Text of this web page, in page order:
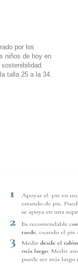
por los
niños de hoy en
talla 25 a la 34.